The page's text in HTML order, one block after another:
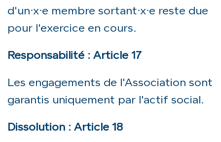
d'un·x·e membre sortant·x·e reste due
pour l'exercice en cours.
Responsabilité : Article 17
Les engagements de l'Association sont
garantis uniquement par l'actif social.
Dissolution : Article 18